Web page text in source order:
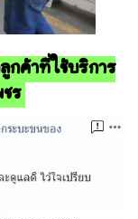
กค้าที่ใช้บริการ
ร